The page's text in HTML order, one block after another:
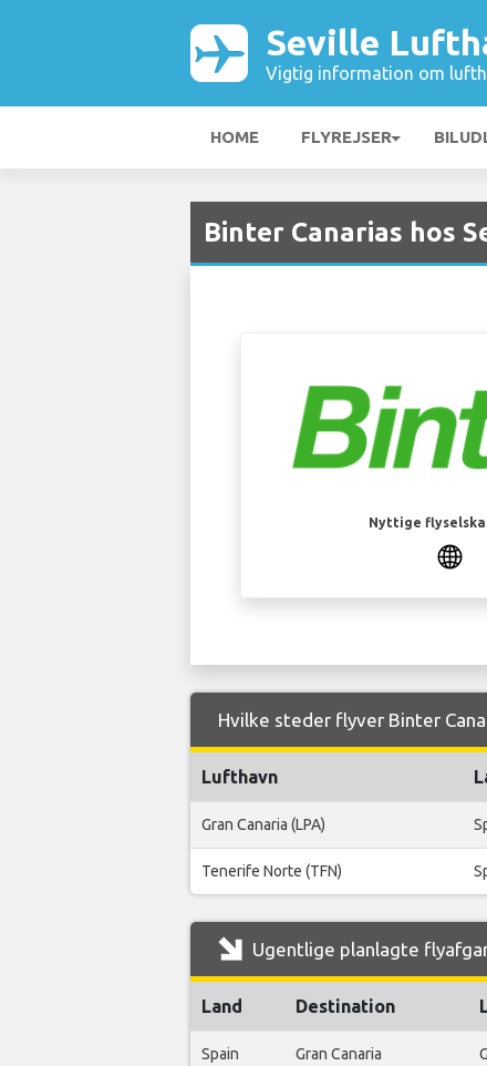
Seville
Vigtig information om
HOME FLYREJSER
Binter Canarias hos
Nyttige
Hvilke steder flyver Binter
Lufthavn
Gran Canaria (LPA)
Tenerife Norte (TFN)
Ugentlige planlagte
Land Destination
Spain Gran Canaria